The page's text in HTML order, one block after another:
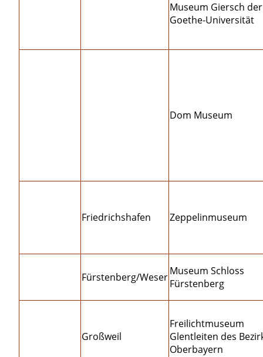
Museum Giersch der
Goethe-Universität
Dom Museum
Friedrichshafen Zeppelinmuseum
Fürstenberg/WeserMuseum Schloss
Fürstenberg
Großweil
Freilichtmuseum
Glentleiten des
Oberbayern